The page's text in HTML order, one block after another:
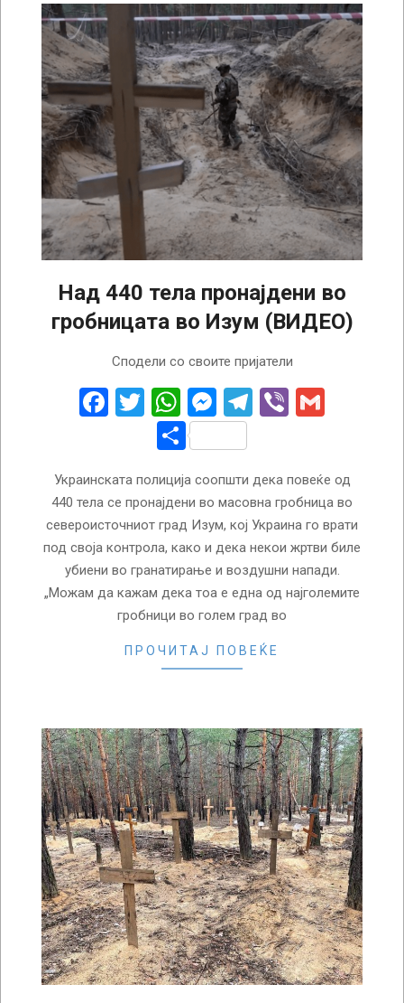
Над 440 тела пронајдени во
гробницата во Изум (ВИДЕО)
Сподели со своите пријатели
Facebook
Twitter
WhatsApp
Messenger
Telegram
Viber
Share
Украинската полиција соопшти дека повеќе од
440 тела се пронајдени во масовна гробница во
североисточниот град Изум, кој Украина го врати
под своја контрола, како и дека некои жртви биле
убиени во гранатирање и воздушни напади.
„Можам да кажам дека тоа е една од најголемите
гробници во голем град во
ПРОЧИТАЈ ПОВЕЌЕ